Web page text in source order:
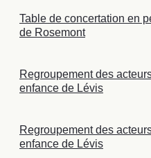
Table de concertation en
de Rosemont
Regroupement des
enfance de Lévis
Regroupement des
enfance de Lévis